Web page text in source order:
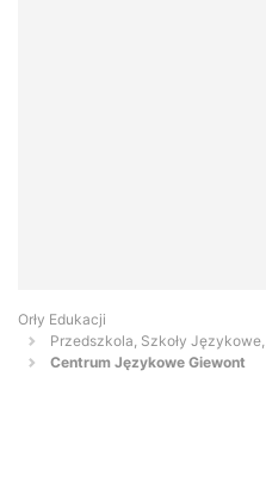
Orły Edukacji
Przedszkola, Szkoły
Centrum Językowe Giewont